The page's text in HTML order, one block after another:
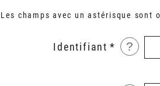
Les champs avec un astérisque sont
Identifiant ?